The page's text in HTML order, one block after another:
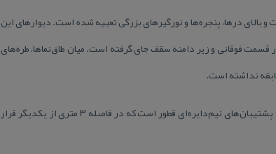
درها، پنجره‌ها و نورگیرهای بزرگی تعبیه شده است. دیوارهای این
فوقانی و زیر دامنه سقف جای گرفته است. میان طاق‌نماها، طره‌های
نداشته است.
دیوارهای بیرونی سمت جنوبی از داخل كوچه پشت مسجد، بسیار مرتفع و مستحكم با پشتیبان‌های نیم‌دایره‌ای قطور است كه در فاصله ۳ متری از یكدیگر قرار